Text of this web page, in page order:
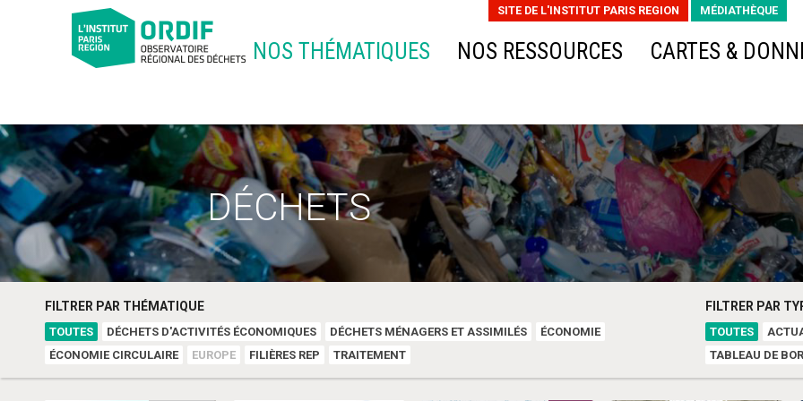
SITE DE L'INSTITUT PARIS REGION MÉDIATHÈQUE
NOS THÉMATIQUES NOS RESSOURCES CARTES &
DÉCHETS
FILTRER PAR THÉMATIQUE
TOUTES DÉCHETS D'ACTIVITÉS ÉCONOMIQUES DÉCHETS MÉNAGERS ET ASSIMILÉS
ÉCONOMIE
ÉCONOMIE CIRCULAIRE
EUROPE FILIÈRES REP TRAITEMENT
FILTRER PAR
TOUTES
TABLEAU DE